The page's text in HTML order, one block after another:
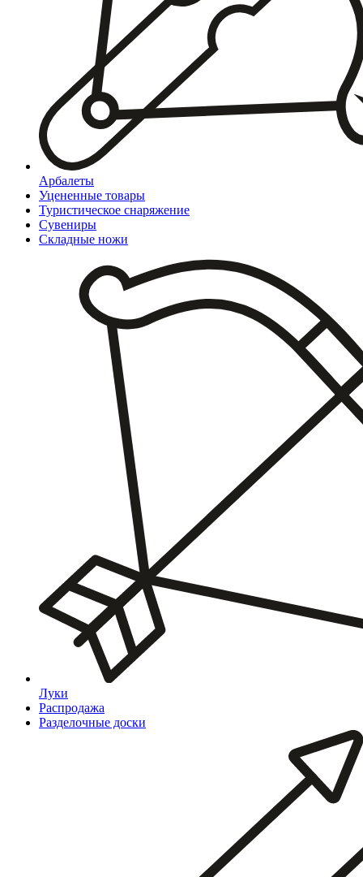
Арбалеты
Уцененные товары
Туристическое снаряжение
Сувениры
Складные ножи
Луки
Распродажа
Разделочные доски